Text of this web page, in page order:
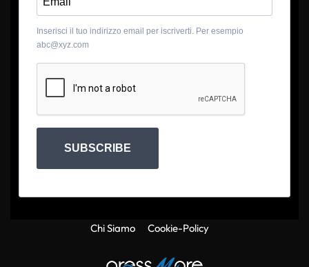
Inserisci il tuo indirizzo email per iscriverti. Per esempio
abc@xyz.com
SUBSCRIBE
Chi Siamo Cookie-Policy